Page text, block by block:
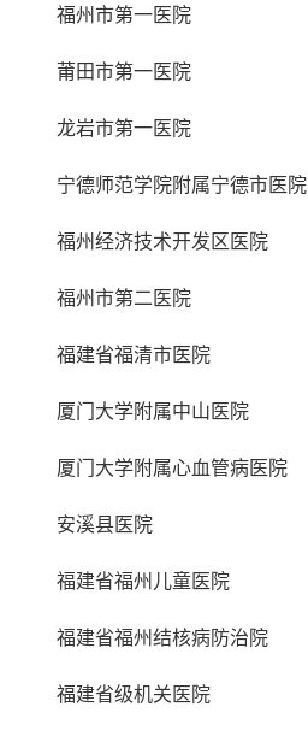
福州市第一医院
莆田市第一医院
龙岩市第一医院
宁德师范学院附属宁德市医院
福州经济技术开发区医院
福州市第二医院
福建省福清市医院
厦门大学附属中山医院
厦门大学附属心血管病医院
安溪县医院
福建省福州儿童医院
福建省福州结核病防治院
福建省级机关医院